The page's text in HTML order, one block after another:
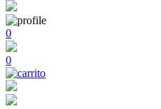
0
0